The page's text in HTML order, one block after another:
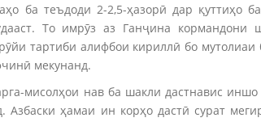
ба теъдоди 2-2,5-ҳазорӣ дар қуттиҳо
То имрӯз аз Ганҷина кормандони
тартиби алифбои кириллӣ бо мутолиаи
мекунанд.
мисолҳои нав ба шакли дастнавис
Азбаски ҳамаи ин корҳо дастӣ сурат